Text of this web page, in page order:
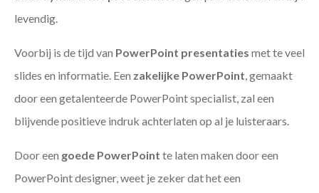
levendig.
Voorbij is de tijd van PowerPoint presentaties met te veel
slides en informatie. Een zakelijke PowerPoint, gemaakt
door een getalenteerde PowerPoint specialist, zal een
blijvende positieve indruk achterlaten op al je luisteraars.
Door een goede PowerPoint te laten maken door een
PowerPoint designer, weet je zeker dat het een